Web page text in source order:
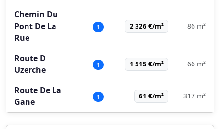
Chemin Du
Pont De La
Rue
1 2 326 €/m² 86 m²
Route D
Uzerche
1 1 515 €/m² 66 m²
Route De La
Gane
1 61 €/m² 317 m²